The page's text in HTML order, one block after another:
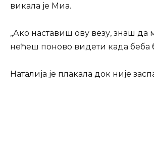
викала је Миа.
„Ако наставиш ову везу, знаш да
нећеш поново видети када беба
Наталија је плакала док није